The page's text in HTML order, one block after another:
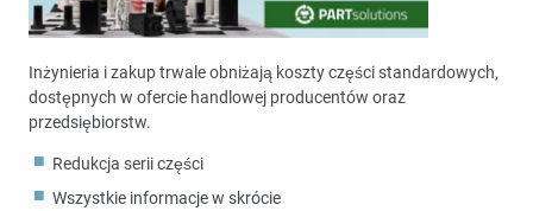
Inżynieria i zakup trwale obniżają koszty części standardowych,
dostępnych w ofercie handlowej producentów oraz
przedsiębiorstw.
Redukcja serii części
Wszystkie informacje w skrócie